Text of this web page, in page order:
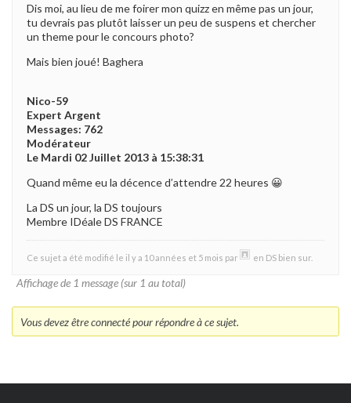
Dis moi, au lieu de me foirer mon quizz en même pas un jour,
tu devrais pas plutôt laisser un peu de suspens et chercher
un theme pour le concours photo?
Mais bien joué! Baghera
Nico-59
Expert Argent
Messages: 762
Modérateur
Le Mardi 02 Juillet 2013 à 15:38:31
Quand même eu la décence d’attendre 22 heures 😀
La DS un jour, la DS toujours
Membre IDéale DS FRANCE
Ce sujet a été modifié le il y a 10 années et 5 mois par en DS bien sur
Affichage de 1 message (sur 1 au total)
Vous devez être connecté pour répondre à ce sujet.